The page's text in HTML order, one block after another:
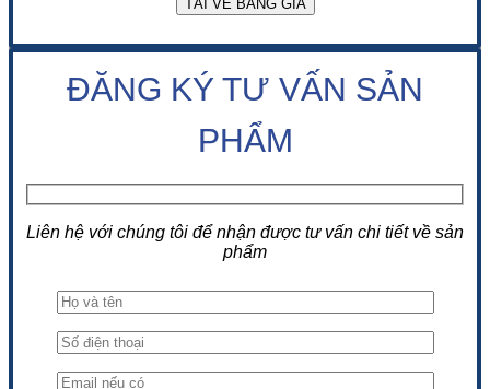
ĐĂNG KÝ TƯ VẤN SẢN
PHẨM
Liên hệ với chúng tôi để nhận được tư vấn chi tiết về sản
phẩm